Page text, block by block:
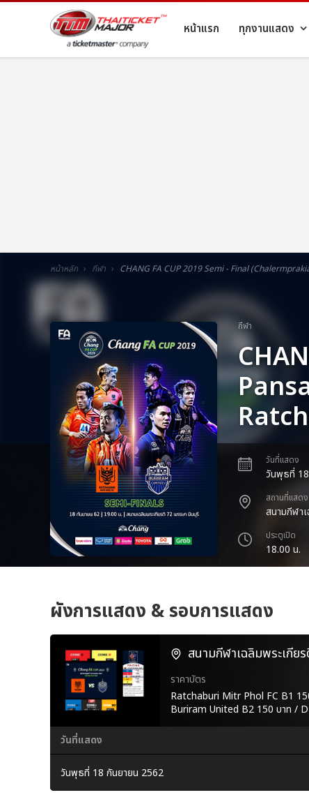
หน้าแรก ทุกงานแสดง
หน้าหลัก กีฬา CHANG FA CUP 2019 Semi - Final
กีฬา
วันที่แสดง
วันพุธที่
สถานที่แสดง
สนามกีฬา
ประตูเปิด
18.00 น.
ผังการแสดง & รอบการแสดง
สนามกีฬาเฉลิมพระเกี
ราคาบัตร
Ratchaburi Mitr Phol FC B1
Buriram United B2 150 บาท /
วันที่แสดง
วันพุธที่ 18 กันยายน 2562